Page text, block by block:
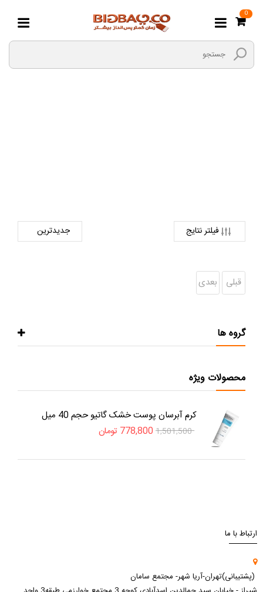
0
فیلتر نتایج
قبلی بعدی
گروه ها
محصولات ویژه
کرم آبرسان پوست خشک گاتیو حجم 40 میل
1,501,500
778,800 تومان
ارتباط با ما
(پشتیبانی)تهران-آریا شهر- مجتمع سامان